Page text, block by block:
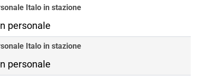
Italo in stazione
personale
Italo in stazione
personale